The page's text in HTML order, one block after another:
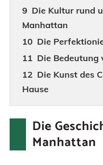
Die Kultur rund
Manhattan
Die
Die
Die Kunst des
Hause
Fazit
Häufig
Die
Manhattan